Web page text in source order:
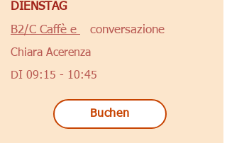
DIENSTAG
conversazione
B2/C Caffè e
Chiara Acerenza
DI 09:15 - 10:45
Buchen